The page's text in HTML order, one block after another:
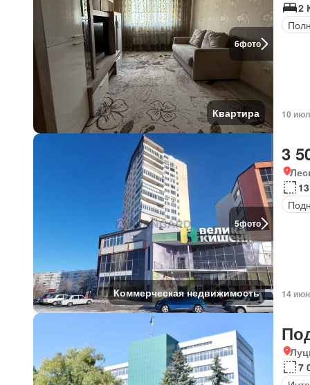
6фото
Квартира
2
10
5фото
Коммерческая недвижимость
3
14
7